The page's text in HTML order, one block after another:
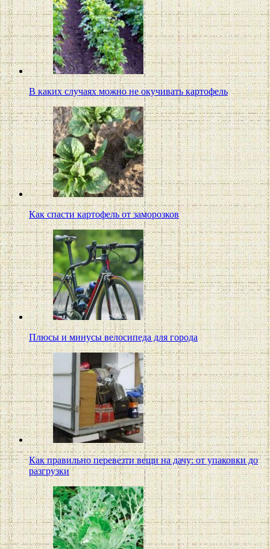
В каких случаях можно не окучивать картофель
Как спасти картофель от заморозков
Плюсы и минусы велосипеда для города
Как правильно перевезти вещи на дачу: от упаковки до
разгрузки